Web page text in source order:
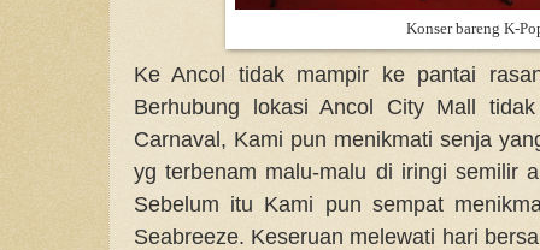
Konser bareng K-
Ke Ancol tidak mampir ke pantai
Berhubung lokasi Ancol City Mall
Carnaval, Kami pun menikmati senja
yg terbenam malu-malu di iringi semilir
Sebelum itu Kami pun sempat
Seabreeze. Keseruan melewati hari